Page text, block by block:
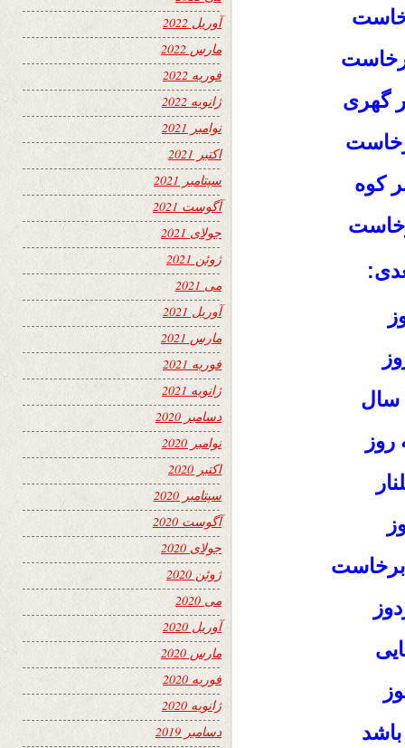
گهری
کوه
سال
آوریل 2022
مارس 2022
فوریه 2022
ژانویه 2022
نوامبر 2021
اکتبر 2021
سپتامبر 2021
آگوست 2021
جولای 2021
ژوئن 2021
می 2021
آوریل 2021
مارس 2021
فوریه 2021
ژانویه 2021
دسامبر 2020
نوامبر 2020
اکتبر 2020
سپتامبر 2020
آگوست 2020
جولای 2020
ژوئن 2020
می 2020
آوریل 2020
مارس 2020
فوریه 2020
ژانویه 2020
دسامبر 2019